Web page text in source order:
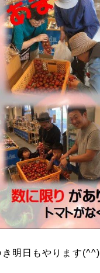
き明日もやります(^^)